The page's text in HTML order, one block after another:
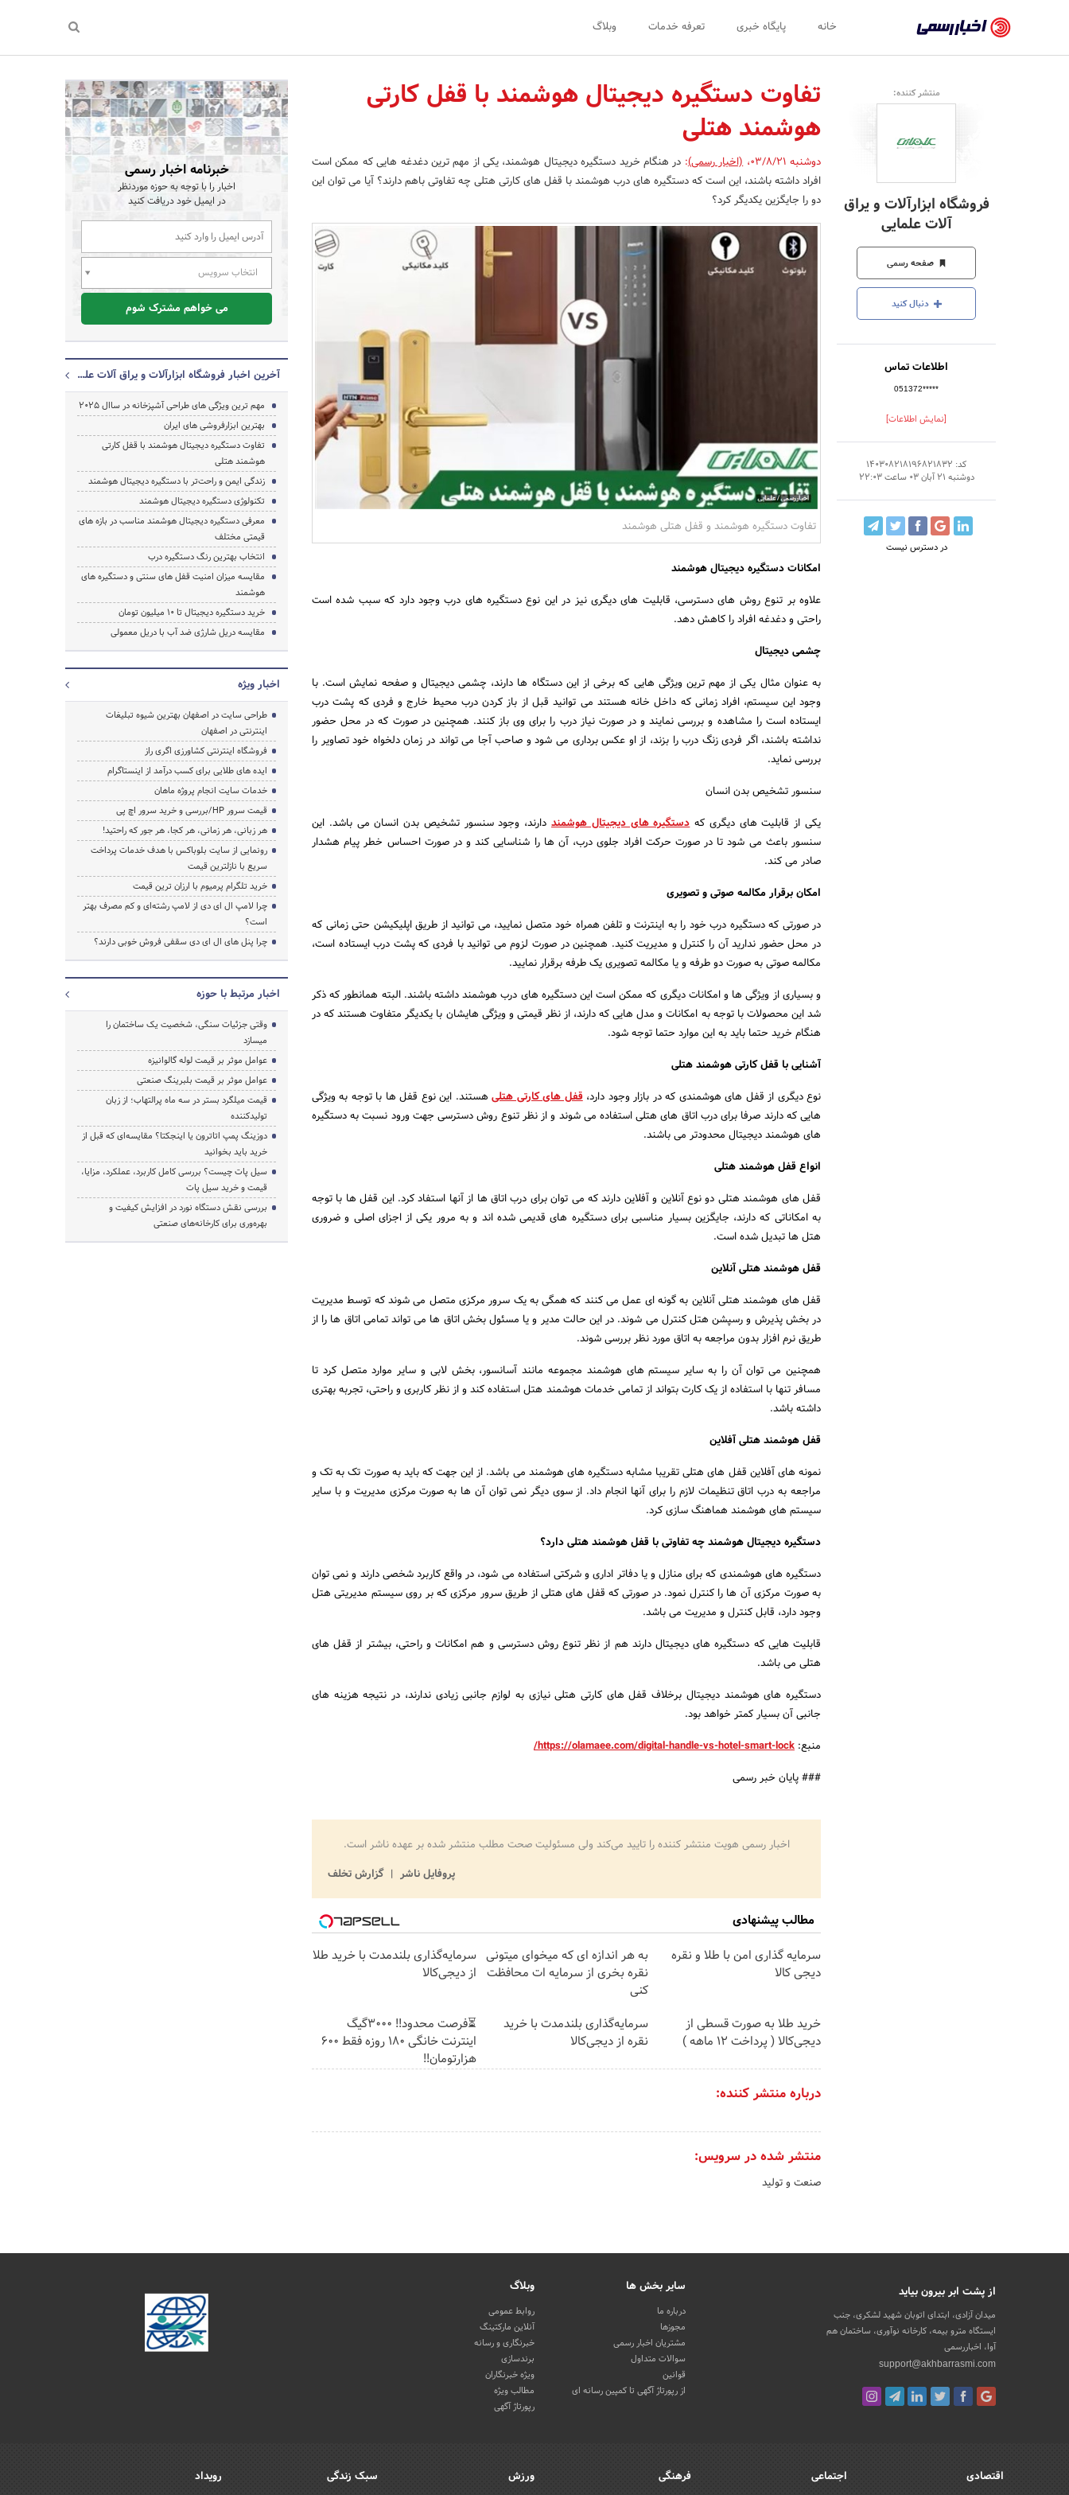
رسمی
-
اخبار
تایید
شرکت‌ها،
سازمان‌ها
و
روابط
عمومی‌ها
خانه پایگاه خبری تعرفه خدمات وبلاگ
منتشر کننده:
فروشگاه ابزارآلات و یراق
آلات علمایی
صفحه رسمی
دنبال کنید
اطلاعات تماس
051372*****
[نمایش اطلاعات]
کد: 140308218196821832
دوشنبه 21 آبان 03 ساعت 22:03
در دسترس نیست
تفاوت دستگیره دیجیتال هوشمند با قفل کارتی
هوشمند هتلی
دوشنبه 03/8/21 ،(اخبار رسمی): در هنگام خرید دستگیره دیجیتال هوشمند، یکی از مهم ترین دغدغه هایی که ممکن است
افراد داشته باشند، این است که دستگیره های درب هوشمند با قفل های کارتی هتلی چه تفاوتی باهم دارند؟ آیا می توان این
دو را جایگزین یکدیگر کرد؟
تفاوت دستگیره هوشمند و قفل هتلی هوشمند
امکانات دستگیره دیجیتال هوشمند
علاوه بر تنوع روش های دسترسی، قابلیت های دیگری نیز در این نوع دستگیره های درب وجود دارد که سبب شده است
راحتی و دغدغه افراد را کاهش دهد.
چشمی دیجیتال
به عنوان مثال یکی از مهم ترین ویژگی هایی که برخی از این دستگاه ها دارند، چشمی دیجیتال و صفحه نمایش است. با
وجود این سیستم، افراد زمانی که داخل خانه هستند می توانید قبل از باز کردن درب محیط خارج و فردی که پشت درب
ایستاده است را مشاهده و بررسی نمایند و در صورت نیاز درب را برای وی باز کنند. همچنین در صورت که در محل حضور
نداشته باشند، اگر فردی زنگ درب را بزند، از او عکس برداری می شود و صاحب آجا می تواند در زمان دلخواه خود تصاویر را
بررسی نماید.
سنسور تشخیص بدن انسان
یکی از قابلیت های دیگری کهدستگیره های دیجیتال هوشمند دارند، وجود سنسور تشخیص بدن انسان می باشد. این
سنسور باعث می شود تا در صورت حرکت افراد جلوی درب، آن ها را شناسایی کند و در صورت احساس خطر پیام هشدار
صادر می کند.
امکان برقرار مکالمه صوتی و تصویری
در صورتی که دستگیره درب خود را به اینترنت و تلفن همراه خود متصل نمایید، می توانید از طریق اپلیکیشن حتی زمانی که
در محل حضور ندارید آن را کنترل و مدیریت کنید. همچنین در صورت لزوم می توانید با فردی که پشت درب ایستاده است،
مکالمه صوتی به صورت دو طرفه و یا مکالمه تصویری یک طرفه برقرار نمایید.
و بسیاری از ویژگی ها و امکانات دیگری که ممکن است این دستگیره های درب هوشمند داشته باشند. البته همانطور که ذکر
شد این محصولات با توجه به امکانات و مدل هایی که دارند، از نظر قیمتی و ویژگی هایشان با یکدیگر متفاوت هستند که در
هنگام خرید حتما باید به این موارد حتما توجه شود.
آشنایی با قفل کارتی هوشمند هتلی
نوع دیگری از قفل های هوشمندی که در بازار وجود دارد،قفل های کارتی هتلیهستند. این نوع قفل ها با توجه به ویژگی
هایی که دارند صرفا برای درب اتاق های هتلی استفاده می شوند و از نظر تنوع روش دسترسی جهت ورود نسبت به دستگیره
های هوشمند دیجیتال محدودتر می باشند.
انواع قفل هوشمند هتلی
قفل های هوشمند هتلی دو نوع آنلاین و آفلاین دارند که می توان برای درب اتاق ها از آنها استفاد کرد. این قفل ها با توجه
به امکاناتی که دارند، جایگزین بسیار مناسبی برای دستگیره های قدیمی شده اند و به مرور یکی از اجزای اصلی و ضروری
هتل ها تبدیل شده است.
قفل هوشمند هتلی آنلاین
قفل های هوشمند هتلی آنلاین به گونه ای عمل می کنند که همگی به یک سرور مرکزی متصل می شوند که توسط مدیریت
در بخش پذیرش و رسپشن هتل کنترل می شوند. در این حالت مدیر و یا مسئول بخش اتاق ها می تواند تمامی اتاق ها را از
طریق نرم افزار بدون مراجعه به اتاق مورد نظر بررسی شوند.
همچنین می توان آن را به سایر سیستم های هوشمند مجموعه مانند آسانسور، بخش لابی و سایر موارد متصل کرد تا
مسافر تنها با استفاده از یک کارت بتواند از تمامی خدمات هوشمند هتل استفاده کند و از نظر کاربری و راحتی، تجربه بهتری
داشته باشد.
قفل هوشمند هتلی آفلاین
نمونه های آفلاین قفل های هتلی تقریبا مشابه دستگیره های هوشمند می باشد. از این جهت که باید به صورت تک به تک و
مراجعه به درب اتاق تنظیمات لازم را برای آنها انجام داد. از سوی دیگر نمی توان آن ها به صورت مرکزی مدیریت و با سایر
سیستم های هوشمند هماهنگ سازی کرد.
دستگیره دیجیتال هوشمند چه تفاوتی با قفل هوشمند هتلی دارد؟
دستگیره های هوشمندی که برای منازل و یا دفاتر اداری و شرکتی استفاده می شود، در واقع کاربرد شخصی دارند و نمی توان
به صورت مرکزی آن ها را کنترل نمود. در صورتی که قفل های هتلی از طریق سرور مرکزی که بر روی سیستم مدیریتی هتل
وجود دارد، قابل کنترل و مدیریت می باشد.
قابلیت هایی که دستگیره های دیجیتال دارند هم از نظر تنوع روش دسترسی و هم امکانات و راحتی، بیشتر از قفل های
هتلی می باشد.
دستگیره های هوشمند دیجیتال برخلاف قفل های کارتی هتلی نیازی به لوازم جانبی زیادی ندارند، در نتیجه هزینه های
جانبی آن بسیار کمتر خواهد بود.
منبع: https://olamaee.com/digital-handle-vs-hotel-smart-lock/
### پایان خبر رسمی
اخبار رسمی هویت منتشر کننده را تایید می‌کند ولی مسئولیت صحت مطلب منتشر شده بر عهده ناشر است.
پروفایل ناشر
گزارش تخلف
مطالب پیشنهادی
سرمایه گذاری امن با طلا و نقره
دیجی کالا
به هر اندازه ای که میخوای میتونی
نقره بخری از سرمایه ات محافظت
کنی
سرمایه‌گذاری بلندمدت با خرید طلا
از دیجی‌کالا
خرید طلا به صورت قسطی از
دیجی‌کالا ( پرداخت 12 ماهه )
سرمایه‌گذاری بلندمدت با خرید
نقره از دیجی‌کالا
⏳فرصت محدود!! 3000گیگ
اینترنت خانگی 180 روزه فقط 600
هزارتومان!!
درباره منتشر کننده:
منتشر شده در سرویس:
صنعت و تولید
خبرنامه اخبار رسمی
اخبار را با توجه به حوزه موردنظر
در ایمیل خود دریافت کنید
انتخاب سرویس
می خواهم مشترک شوم
آخرین اخبار فروشگاه ابزارآلات و یراق آلات علمایی
مهم ترین ویژگی های طراحی آشپزخانه در ساال 2025
بهترین ابزارفروشی های ایران
تفاوت دستگیره دیجیتال هوشمند با قفل کارتی
هوشمند هتلی
زندگی ایمن و راحت‌تر با دستگیره دیجیتال هوشمند
تکنولوژی دستگیره دیجیتال هوشمند
معرفی دستگیره دیجیتال هوشمند مناسب در بازه های
قیمتی مختلف
انتخاب بهترین رنگ دستگیره درب
مقایسه میزان امنیت قفل های سنتی و دستگیره های
هوشمند
خرید دستگیره دیجیتال تا 10 میلیون تومان
مقایسه دریل شارژی ضد آب با دریل معمولی
اخبار ویژه
طراحی سایت در اصفهان بهترین شیوه تبلیغات
اینترنتی در اصفهان
فروشگاه اینترنتی کشاورزی اگری راز
ایده های طلایی برای کسب درآمد از اینستاگرام
خدمات سایت انجام پروژه ماهان
قیمت سرور HP/بررسی و خرید سرور اچ پی
هر زبانی، هر زمانی، هر کجا، هر جور که راحتید!
رونمایی از سایت بلوباکس با هدف خدمات پرداخت
سریع با نازلترین قیمت
خرید تلگرام پرمیوم با ارزان ترین قیمت
چرا لامپ ال ای دی از لامپ رشته‌ای و کم مصرف بهتر
است؟
چرا پنل های ال ای دی سقفی فروش خوبی دارند؟
اخبار مرتبط با حوزه
وقتی جزئیات سنگی، شخصیت یک ساختمان را
میسازد
عوامل موثر بر قیمت لوله گالوانیزه
عوامل موثر بر قیمت بلبرینگ صنعتی
قیمت میلگرد بستر در سه ماه پرالتهاب؛ از زبان
تولیدکننده
دوزینگ پمپ اتاترون یا اینجکتا؟ مقایسه‌ای که قبل از
خرید باید بخوانید
سیل پات چیست؟ بررسی کامل کاربرد، عملکرد، مزایا،
قیمت و خرید سیل پات
بررسی نقش دستگاه نورد در افزایش کیفیت و
بهره‌وری برای کارخانه‌های صنعتی
از پشت ابر بیرون بیاید
میدان آزادی، ابتدای اتوبان شهید لشکری، جنب
ایستگاه مترو بیمه، کارخانه نوآوری، ساختمان هم
آوا، اخباررسمی
support@akhbarrasmi.com
سایر بخش ها
درباره ما
مجوزها
مشتریان اخبار رسمی
سوالات متداول
قوانین
از رپورتاژ آگهی تا کمپین رسانه ای
وبلاگ
روابط عمومی
آنلاین مارکتینگ
خبرنگاری و رسانه
برندسازی
ویژه خبرنگاران
مطالب ویژه
رپورتاژ آگهی
اقتصادی اجتماعی فرهنگی ورزش سبک زندگی رویداد